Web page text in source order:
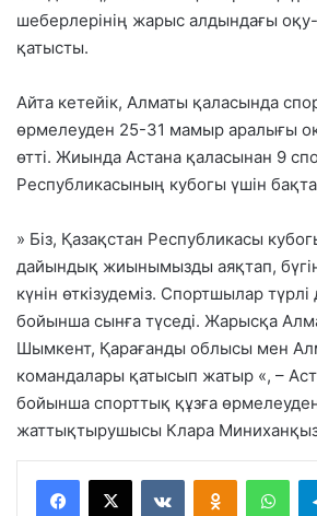
шеберлерінің жарыс алдындағы
қатысты.
Айта кетейік, Алматы қаласында
өрмелеуден 25-31 мамыр аралығы
өтті. Жиында Астана қаласынан 9
Республикасының кубогы үшін
» Біз, Қазақстан Республикасы
дайындық жиынымызды аяқтап,
күнін өткізудеміз. Спортшылар
бойынша сынға түседі. Жарысқа
Шымкент, Қарағанды облысы мен
командалары қатысып жатыр «, –
бойынша спорттық құзға
жаттықтырушысы Клара